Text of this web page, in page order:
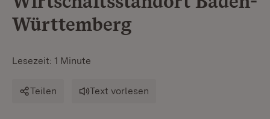
Württemberg
Lesezeit: 1 Minute
Teilen Text vorlesen